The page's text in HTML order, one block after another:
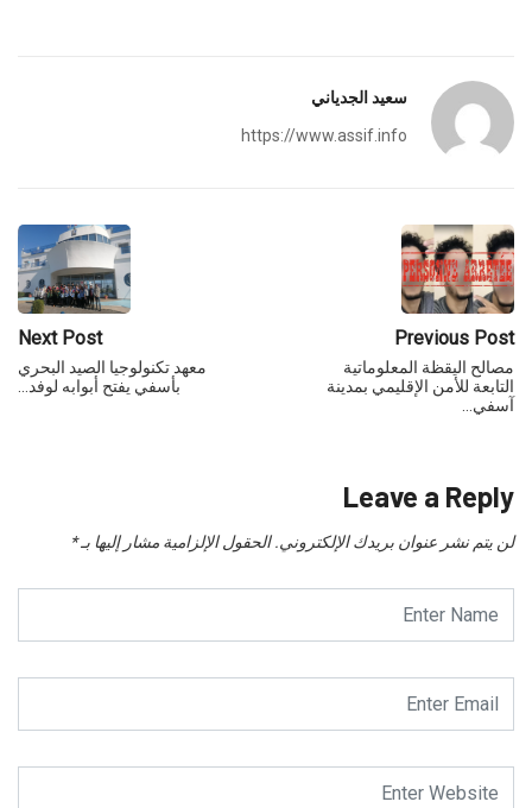
سعيد الجدياني
https://www.assif.info
Previous Post
مصالح اليقظة المعلوماتية
التابعة للأمن الإقليمي بمدينة
آسفي…
Next Post
معهد تكنولوجيا الصيد البحري
بأسفي يفتح أبوابه لوفد…
Leave a Reply
لن يتم نشر عنوان بريدك الإلكتروني. الحقول الإلزامية مشار إليها بـ*